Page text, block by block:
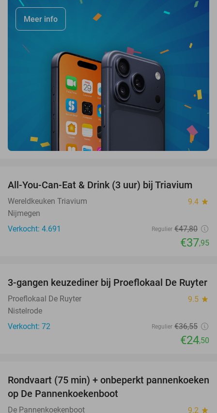
Meer info
21%
All-You-Can-Eat & Drink (3 uur) bij Triavium
Wereldkeuken Triavium 9.4 star
Nijmegen
Verkocht: 4.691
Regulier €47,80
€37,95
33%
3-gangen keuzediner bij Proeflokaal De Ruyter
Proeflokaal De Ruyter 9.5 star
Nistelrode
Verkocht: 72
Regulier €36,55
€24,50
30%
Rondvaart (75 min) + onbeperkt pannenkoeken
op De Pannenkoekenboot
De Pannenkoekenboot 9.2 star